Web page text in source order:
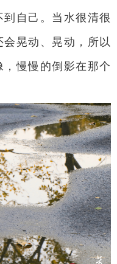
自己。当水很清很
晃动、晃动，所以
慢慢的倒影在那个